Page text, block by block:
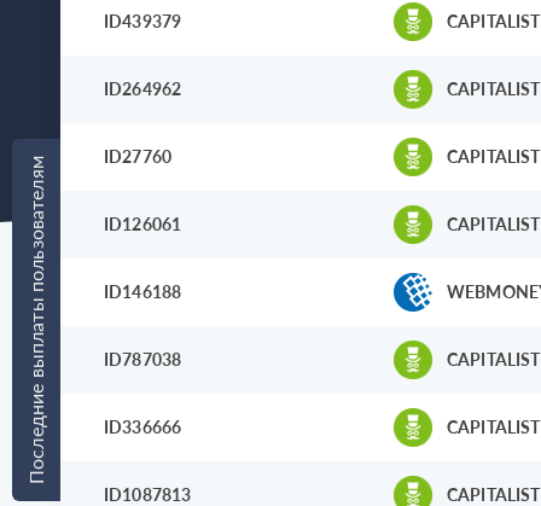
Последние выплаты пользователям
ID439379 CAPITALIST
ID264962 CAPITALIST
ID27760 CAPITALIST
ID126061 CAPITALIST
ID146188
ID787038 CAPITALIST
ID336666 CAPITALIST
ID1087813 CAPITALIST